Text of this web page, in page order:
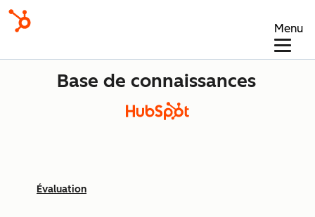
Menu
Base de connaissances
Évaluation